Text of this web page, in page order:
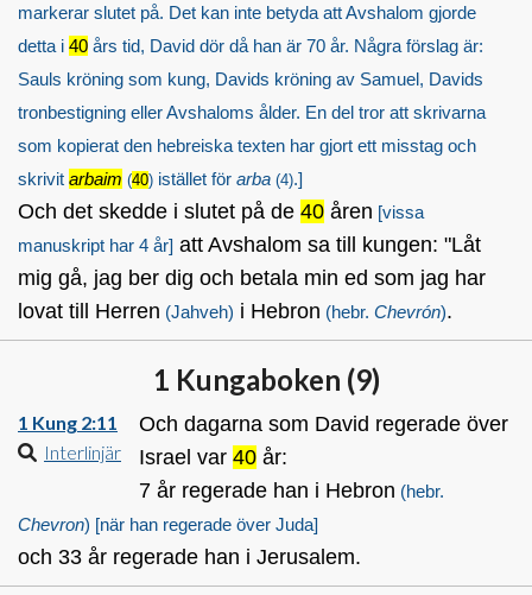
markerar slutet på. Det kan inte betyda att Avshalom gjorde
detta i 40 års tid, David dör då han är 70 år. Några förslag är:
Sauls kröning som kung, Davids kröning av Samuel, Davids
tronbestigning eller Avshaloms ålder. En del tror att skrivarna
som kopierat den hebreiska texten har gjort ett misstag och
skrivit arbaim (40) istället för arba (4).]
Och det skedde i slutet på de 40 åren [vissa
manuskript har 4 år] att Avshalom sa till kungen: "Låt
mig gå, jag ber dig och betala min ed som jag har
lovat till Herren (Jahveh) i Hebron (hebr. Chevrón).
1 Kungaboken (9)
1 Kung 2:11
Interlinjär
Och dagarna som David regerade över
Israel var 40 år:
7 år regerade han i Hebron (hebr.
Chevron) [när han regerade över Juda]
och 33 år regerade han i Jerusalem.